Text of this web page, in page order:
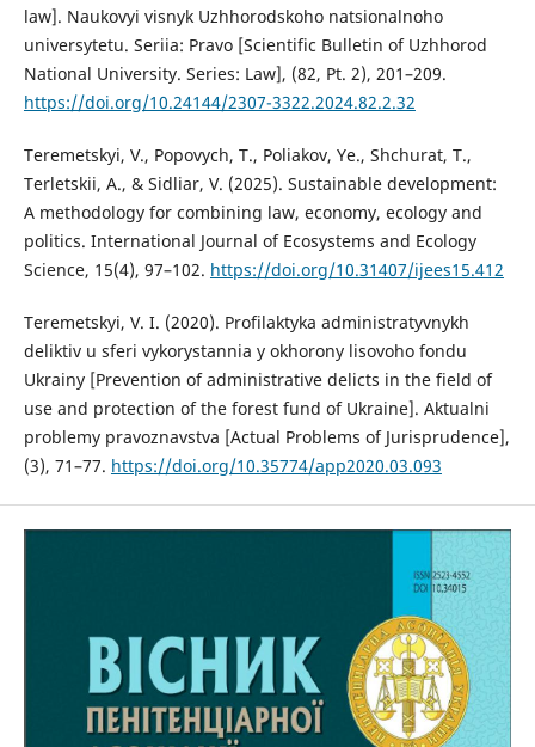
law]. Naukovyi visnyk Uzhhorodskoho natsionalnoho
universytetu. Seriia: Pravo [Scientific Bulletin of Uzhhorod
National University. Series: Law], (82, Pt. 2), 201–209.
https://doi.org/10.24144/2307-3322.2024.82.2.32
Teremetskyi, V., Popovych, T., Poliakov, Ye., Shchurat, T.,
Terletskii, A., & Sidliar, V. (2025). Sustainable development:
A methodology for combining law, economy, ecology and
politics. International Journal of Ecosystems and Ecology
Science, 15(4), 97–102. https://doi.org/10.31407/ijees15.412
Teremetskyi, V. I. (2020). Profilaktyka administratyvnykh
deliktiv u sferi vykorystannia y okhorony lisovoho fondu
Ukrainy [Prevention of administrative delicts in the field of
use and protection of the forest fund of Ukraine]. Aktualni
problemy pravoznavstva [Actual Problems of Jurisprudence],
(3), 71–77. https://doi.org/10.35774/app2020.03.093